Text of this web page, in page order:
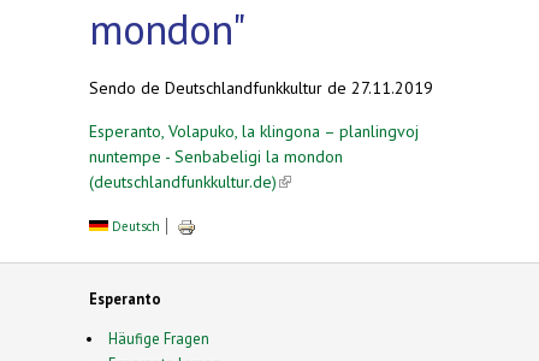
mondon"
Sendo de Deutschlandfunkkultur de 27.11.2019
Esperanto, Volapuko, la klingona – planlingvoj
nuntempe - Senbabeligi la mondon
(deutschlandfunkkultur.de)(link is external)
Deutsch
Esperanto
Häufige Fragen